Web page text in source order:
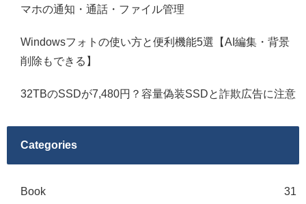
マホの通知・通話・ファイル管理
Windowsフォトの使い方と便利機能5選【AI編集・背景
削除もできる】
32TBのSSDが7,480円？容量偽装SSDと詐欺広告に注意
Categories
Book 31